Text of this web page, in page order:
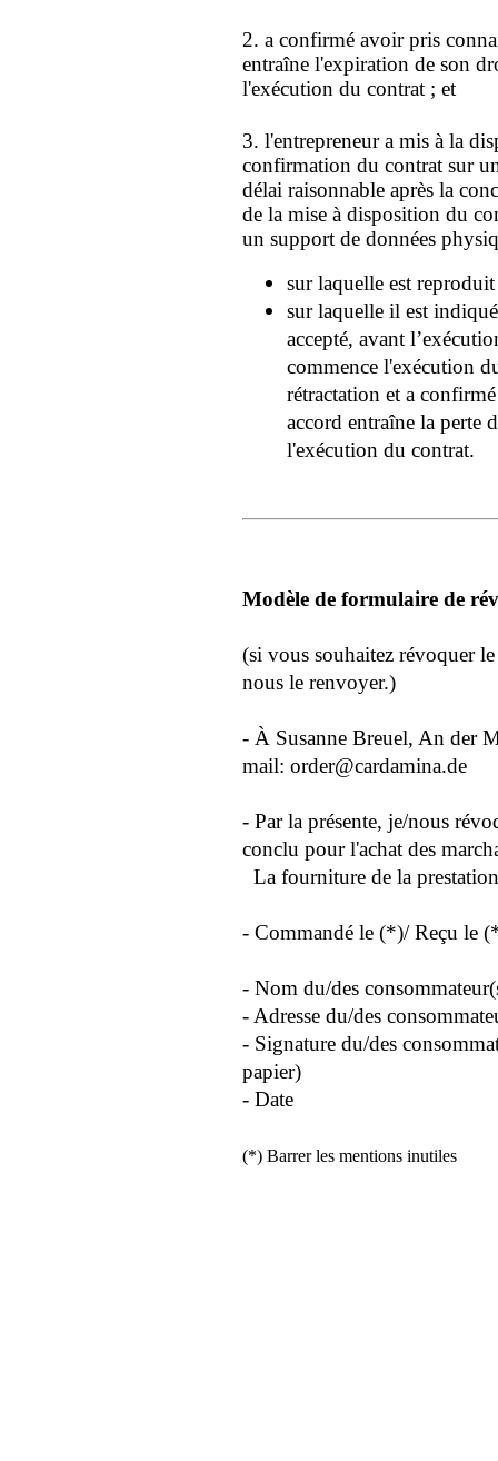
2. a confirmé avoir pris
entraîne l'expiration de son
l'exécution du contrat ; et
3. l'entrepreneur a mis à la
confirmation du contrat sur
délai raisonnable après la
de la mise à disposition du
un support de données
sur laquelle est
sur laquelle il est
accepté, avant
commence l'exécution
rétractation et a
accord entraîne la perte
l'exécution du contrat.
Modèle de formulaire de
(si vous souhaitez révoquer
nous le renvoyer.)
- À Susanne Breuel, An der
mail: order@cardamina.de
- Par la présente, je/nous
conclu pour l'achat des
La fourniture de la
- Commandé le (*)/ Reçu le
- Nom du/des
- Adresse du/des
- Signature du/des
papier)
- Date
(*) Barrer les mentions inutiles